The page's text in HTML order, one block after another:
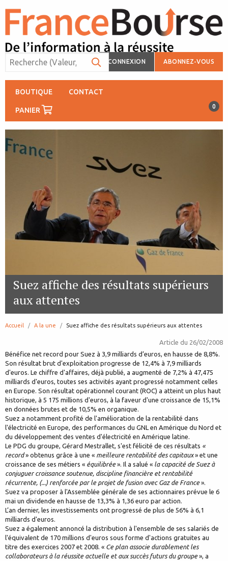
CONNEXION ABONNEZ-VOUS
BOUTIQUE CONTACT
PANIER 0
Suez affiche des résultats supérieurs
aux attentes
Accueil A la une page:
Suez affiche des résultats supérieurs aux attentes
Article du 26/02/2008
Bénéfice net record pour Suez à 3,9 milliards d’euros, en hausse de 8,8%.
Son résultat brut d'exploitation progresse de 12,4% à 7,9 milliards
d'euros. Le chiffre d'affaires, déjà publié, a augmenté de 7,2% à 47,475
milliards d'euros, toutes ses activités ayant progressé notamment celles
en Europe. Son résultat opérationnel courant (ROC) a atteint un plus haut
historique, à 5 175 millions d'euros, à la faveur d'une croissance de 15,1%
en données brutes et de 10,5% en organique.
Suez a notamment profité de l'amélioration de la rentabilité dans
l'électricité en Europe, des performances du GNL en Amérique du Nord et
du développement des ventes d'électricité en Amérique latine.
Le PDG du groupe, Gérard Mestrallet, s'est félicité de ces résultats «
record» obtenus grâce à une « meilleure rentabilité des capitaux» et une
croissance de ses métiers « équilibrée». Il a salué « la capacité de Suez à
conjuguer croissance soutenue, discipline financière et rentabilité
récurrente, (...) renforcée par le projet de fusion avec Gaz de France».
Suez va proposer à l'Assemblée générale de ses actionnaires prévue le 6
mai un dividende en hausse de 13,3% à 1,36 euro par action.
L’an dernier, les investissements ont progressé de plus de 56% à 6,1
milliards d'euros.
Suez a également annoncé la distribution à l'ensemble de ses salariés de
l'équivalent de 170 millions d'euros sous forme d'actions gratuites au
titre des exercices 2007 et 2008. « Ce plan associe durablement les
collaborateurs à la réussite actuelle et aux succès futurs du groupe», a